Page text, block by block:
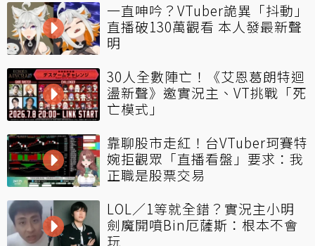
一直呻吟？VTuber詭異「抖動」
直播破130萬觀看 本人發最新聲
明
30人全數陣亡！《艾恩葛朗特迴
盪新聲》邀實況主、VT挑戰「死
亡模式」
靠聊股市走紅！台VTuber珂賽特
婉拒觀眾「直播看盤」要求：我
正職是股票交易
LOL／1等就全錯？實況主小明
劍魔開噴Bin厄薩斯：根本不會
玩